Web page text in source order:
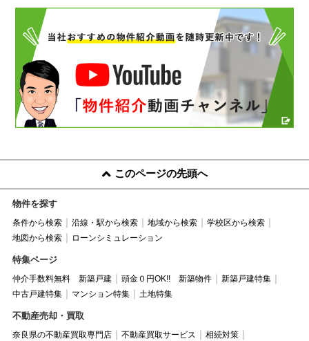
このページの先頭へ
物件を探す
条件から検索 沿線・駅から検索 地域から検索
学校区から検索
地図から検索
ローンシミュレーション
特集ページ
仲介手数料無料 新築戸建 頭金０円OK!! 新築物件
新築戸建特集
中古戸建特集
マンション特集 土地特集
不動産売却・買取
奈良県の不動産買取専門店 不動産買取サービス
相続対策